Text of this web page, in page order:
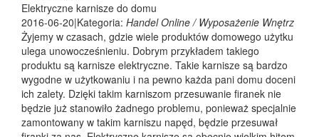
Elektryczne karnisze do domu
2016-06-20|Kategoria: Handel Online / Wyposażenie Wnętrz
Żyjemy w czasach, gdzie wiele produktów domowego użytku
ulega unowocześnieniu. Dobrym przykładem takiego
produktu są karnisze elektryczne. Takie karnisze są bardzo
wygodne w użytkowaniu i na pewno każda pani domu doceni
ich zalety. Dzięki takim karniszom przesuwanie firanek nie
będzie już stanowiło żadnego problemu, ponieważ specjalnie
zamontowany w takim karniszu napęd, będzie przesuwał